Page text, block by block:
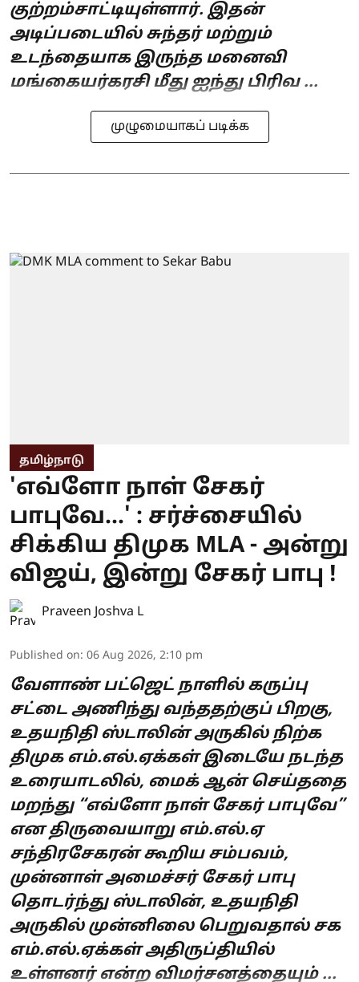
குற்றம்சாட்டியுள்ளார். இதன்
அடிப்படையில் சுந்தர் மற்றும்
உடந்தையாக இருந்த மனைவி
மங்கையர்கரசி மீது ஐந்து பிரிவ ...
முழுமையாகப் படிக்க
தமிழ்நாடு
'எவ்ளோ நாள் சேகர்
பாபுவே...' : சர்ச்சையில்
சிக்கிய திமுக MLA - அன்று
விஜய், இன்று சேகர் பாபு !
Praveen Joshva L
Published on: 06 Aug 2026, 2:10 pm
வேளாண் பட்ஜெட் நாளில் கருப்பு
சட்டை அணிந்து வந்ததற்குப் பிறகு,
உதயநிதி ஸ்டாலின் அருகில் நிற்க
திமுக எம்.எல்.ஏக்கள் இடையே நடந்த
உரையாடலில், மைக் ஆன் செய்ததை
மறந்து “எவ்ளோ நாள் சேகர் பாபுவே”
என திருவையாறு எம்.எல்.ஏ
சந்திரசேகரன் கூறிய சம்பவம்,
முன்னாள் அமைச்சர் சேகர் பாபு
தொடர்ந்து ஸ்டாலின், உதயநிதி
அருகில் முன்னிலை பெறுவதால் சக
எம்.எல்.ஏக்கள் அதிருப்தியில்
உள்ளனர் என்ற விமர்சனத்தையும் ...